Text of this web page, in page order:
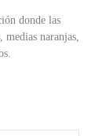
donde las
naranjas,